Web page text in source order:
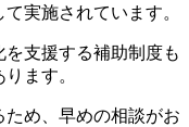
実施されています。
支援する補助制度も
ます。
め、早めの相談がお